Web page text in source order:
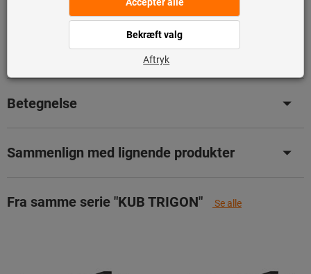
Del artikel
Produktdetaljer
Betegnelse
Sammenlign med lignende produkter
Fra samme serie "KUB TRIGON" Se alle